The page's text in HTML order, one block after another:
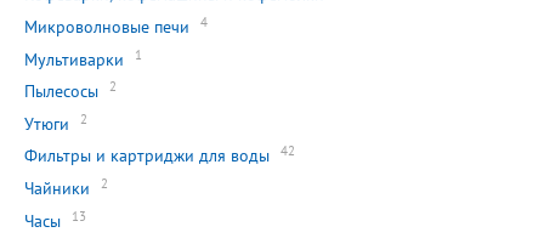
Микроволновые печи 4
Мультиварки 1
Пылесосы 2
Утюги 2
Фильтры и картриджи для воды 42
Чайники 2
Часы 13